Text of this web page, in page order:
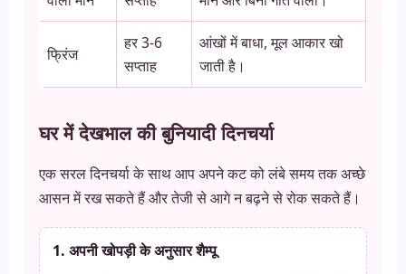
फ्रिंज
हर 3-6
सप्ताह
आंखों में बाधा, मूल आकार खो
जाती है।
घर में देखभाल की बुनियादी दिनचर्या
एक सरल दिनचर्या के साथ आप अपने कट को लंबे समय तक अच्छे
आसन में रख सकते हैं और तेजी से आगे न बढ़ने से रोक सकते हैं।
1. अपनी खोपड़ी के अनुसार शैम्पू